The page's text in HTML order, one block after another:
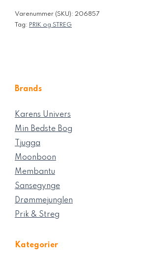
Varenummer (SKU): 206857
Tag: PRIK og STREG
Brands
Karens Univers
Min Bedste Bog
Tjugga
Moonboon
Membantu
Sansegynge
Drømmejunglen
Prik & Streg
Kategorier